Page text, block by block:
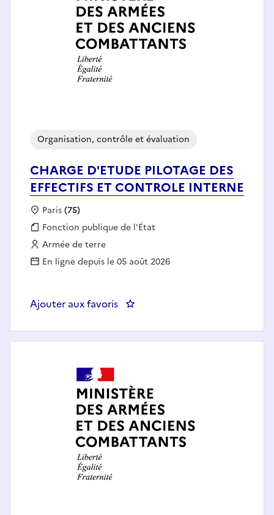
CHARGE D'ETUDE PILOTAGE DES
EFFECTIFS ET CONTROLE INTERNE
Organisation, contrôle et évaluation
Localisation :
Paris(75)
Fonction publique :
Fonction publique de l'État
Employeur :
Armée de terre
En ligne depuis le 05 août 2026
Ajouter aux favoris : CHARGE D'ETUDE PILOTAGE